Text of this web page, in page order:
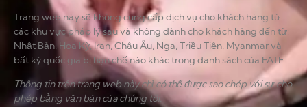
Trang web này sẽ không cung cấp dịch vụ cho khách hàng từ
các khu vực pháp lý sau và không dành cho khách hàng đến từ:
Nhật Bản, Hoa Kỳ, Iran, Châu Âu, Nga, Triều Tiên, Myanmar và
bất kỳ quốc gia bị hạn chế nào khác trong danh sách của FATF.
Thông tin trên trang web này chỉ có thể được sao chép với sự cho
phép bằng văn bản của chúng tôi.